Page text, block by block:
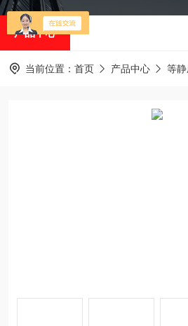
产品中心
当前位置： 首页 产品中心 等